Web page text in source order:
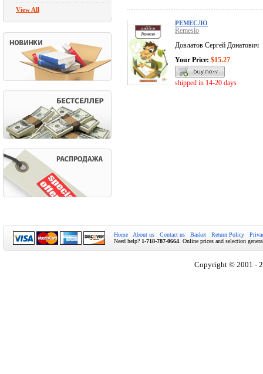
View All
РЕМЕСЛО
Remeslo
Довлатов Сергей Донатович
Your Price: $15.27
shipped in 14-20 days
Home About us Contact us Basket Return Policy
Need help? 1-718-787-0664 . Online prices and selection
Copyright © 2001 -